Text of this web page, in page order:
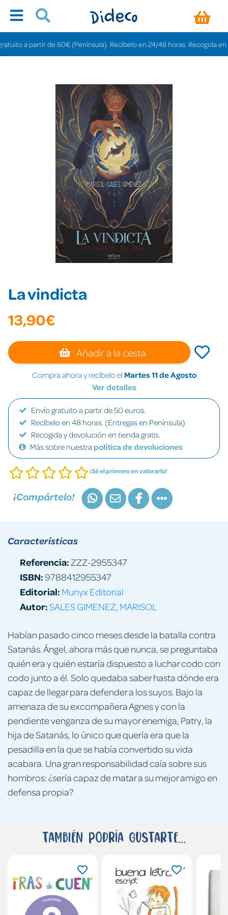
a partir de 60€ (Península). Recíbelo en 24/48 horas. Recogida en
La vindicta
13,90€
Añadir a la cesta
Compra ahora y recíbelo el Martes 11 de Agosto
Ver detalles
Envío gratuito a partir de 50 euros.
Recíbelo en 48 horas. (Entregas en Península)
Recogida y devolución en tienda gratis.
Más sobre nuestra política de devoluciones
¡Sé el primero en valorarlo!
¡Compártelo!
Habían pasado cinco meses desde la batalla contra
Satanás. Ángel, ahora más que nunca, se preguntaba
quién era y quién estaría dispuesto a luchar codo con
codo junto a él. Solo quedaba saber hasta dónde era
capaz de llegar para defender a los suyos. Bajo la
amenaza de su excompañera Agnes y con la
pendiente venganza de su mayor enemiga, Patry, la
hija de Satanás, lo único que quería era que la
pesadilla en la que se había convertido su vida
acabara. Una gran responsabilidad caía sobre sus
hombros: ¿sería capaz de matar a su mejor amigo en
defensa propia?
Características
Referencia: ZZZ-2955347
ISBN:9788412955347
Editorial: Munyx Editorial
Autor:SALES GIMENEZ, MARISOL
También podría gustarte...